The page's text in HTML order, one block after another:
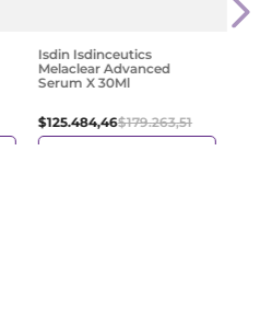
Isdin Isdinceutics
Melaclear Advanced
Serum X 30Ml
$125.484,46$179.263,51